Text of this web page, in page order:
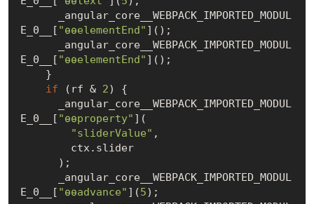
E_0__[ "ɵɵelementEnd" ]();
E_0__[ "ɵɵelementEnd" ]();
if (rf & 2) {
E_0__[ "ɵɵproperty" ](
"sliderValue" ,
E_0__[ "ɵɵadvance" ](5);